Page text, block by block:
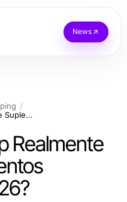
News
¿Esteroidesshop Realmente Ofrece Suplementos Efectivos en 2026?
Realmente